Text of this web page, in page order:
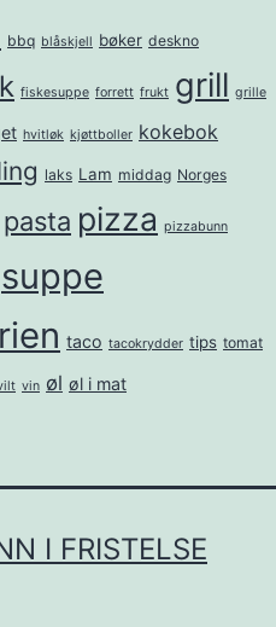
bbq blåskjell bøker deskno
fiskesuppe forrett frukt grill grille
hvitløk kjøttboller kokebok
laks Lam middag Norges
pasta pizza pizzabunn
suppe
taco tacokrydder tips tomat
vin øl øl i mat
I FRISTELSE